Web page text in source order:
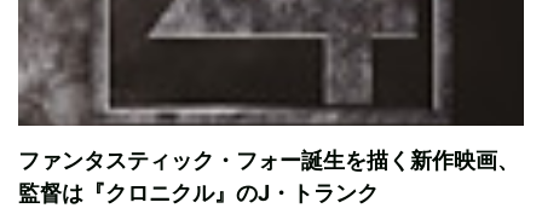
ファンタスティック・フォー誕生を描く新作映画、
監督は『クロニクル』のJ・トランク